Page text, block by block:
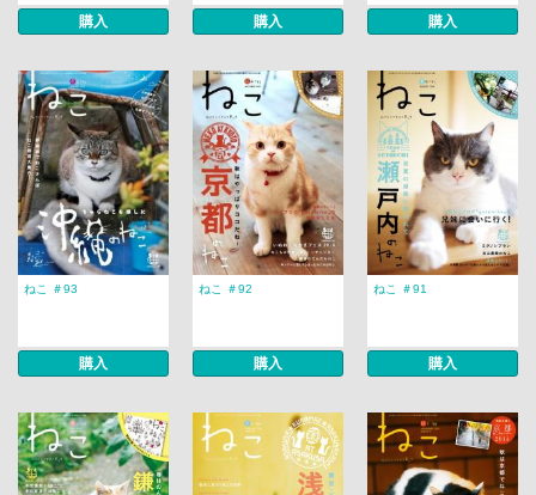
購入 購入 購入
ねこ ＃93
購入
ねこ ＃92
購入
ねこ ＃91
購入